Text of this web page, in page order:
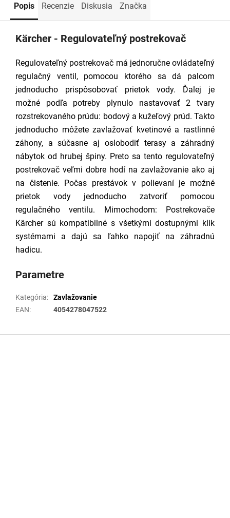
Popis Recenzie Diskusia Značka
Kärcher - Regulovateľný postrekovač
Regulovateľný postrekovač má jednoručne ovládateľný
regulačný ventil, pomocou ktorého sa dá palcom
jednoducho prispôsobovať prietok vody. Ďalej je
možné podľa potreby plynulo nastavovať 2 tvary
rozstrekovaného prúdu: bodový a kužeľový prúd. Takto
jednoducho môžete zavlažovať kvetinové a rastlinné
záhony, a súčasne aj oslobodiť terasy a záhradný
nábytok od hrubej špiny. Preto sa tento regulovateľný
postrekovač veľmi dobre hodí na zavlažovanie ako aj
na čistenie. Počas prestávok v polievaní je možné
prietok vody jednoducho zatvoriť pomocou
regulačného ventilu. Mimochodom: Postrekovače
Kärcher sú kompatibilné s všetkými dostupnými klik
systémami a dajú sa ľahko napojiť na záhradnú
hadicu.
Parametre
Kategória:
Zavlažovanie
EAN: 4054278047522